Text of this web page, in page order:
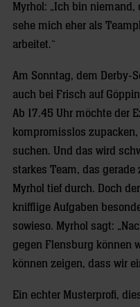
Myrhol: „Ich bin
sehe mich eher als
arbeitet.“
Am Sonntag, dem Derby-
auch bei Frisch auf
Ab 17.45 Uhr möchte der
kompromisslos
suchen. Und das wird
starkes Team, das
Myrhol tief durch. Doch
knifflige Aufgaben
sowieso. Myrhol sagt:
gegen Flensburg können
können zeigen, dass wir
Ein echter Musterprofi,